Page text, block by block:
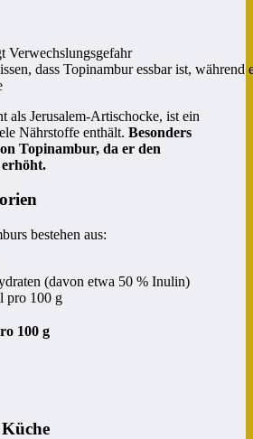
dass Topinambur essbar ist,
als Jerusalem-Artischocke, ist ein
Nährstoffe enthält. Besonders
Topinambur, da er den
bestehen aus:
(davon etwa 50 % Inulin)
pro 100 g
100 g